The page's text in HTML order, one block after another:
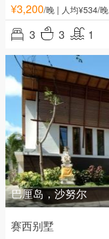
¥3,200/晚| 人均¥534/晚
3 3 1
巴厘岛，沙努尔
赛西别墅